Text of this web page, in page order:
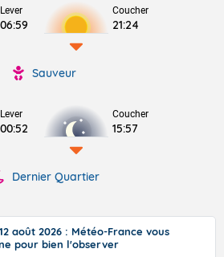
Lever
06:59
Coucher
21:24
Sauveur
Lever
00:52
Coucher
15:57
Dernier Quartier
août 2026 : Météo-France vous
pour bien l'observer